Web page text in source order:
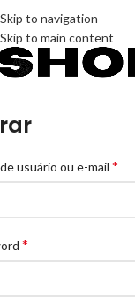
Skip to navigation
Skip to main content
usuário ou e-mail *
*